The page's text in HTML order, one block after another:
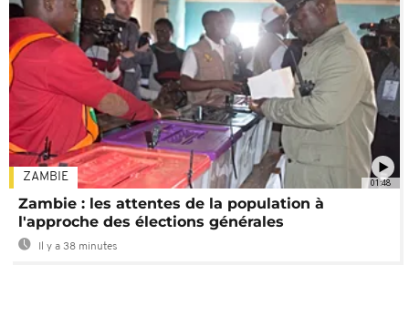
01:48
ZAMBIE
Zambie : les attentes de la population à
l'approche des élections générales
Il y a 38 minutes